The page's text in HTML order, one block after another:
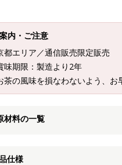
内・ご注意
都エリア／通信販売限定販売
味期限：製造より2年
茶の風味を損なわないよう、お
材料の一覧
仕様